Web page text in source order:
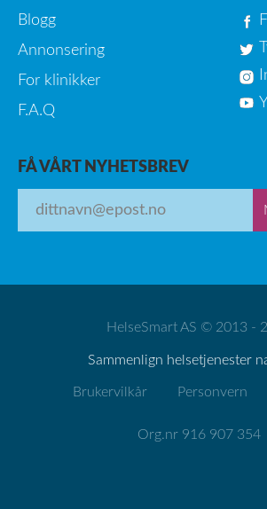
Blogg
Annonsering
For klinikker
F.A.Q
FÅ VÅRT NYHETSBREV
HelseSmart AS © 2013 -
Sammenlign helsetjenester
Brukervilkår Personvern
Org.nr 916 907 354